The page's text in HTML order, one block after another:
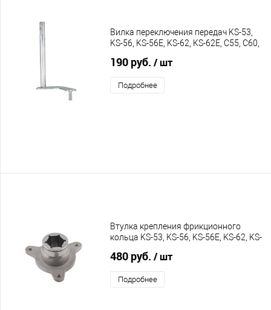
Вилка переключения передач KS-53,
KS-56, KS-56E, KS-62, KS-62E, C55, С60,
190 руб. / шт
Подробнее
Втулка крепления фрикционного
кольца KS-53, KS-56, KS-56E, KS-62, KS-
480 руб. / шт
Подробнее